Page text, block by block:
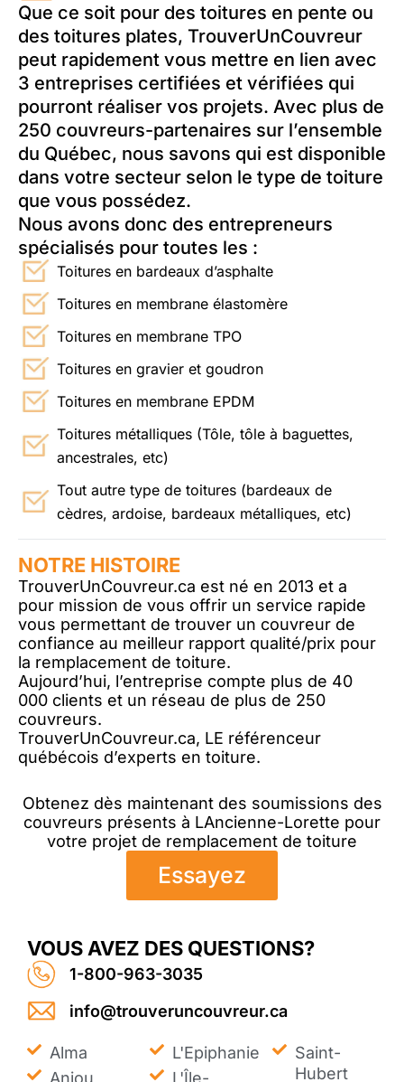
Que ce soit pour des toitures en pente ou
des toitures plates, TrouverUnCouvreur
peut rapidement vous mettre en lien avec
3 entreprises certifiées et vérifiées qui
pourront réaliser vos projets. Avec plus de
250 couvreurs-partenaires sur l’ensemble
du Québec, nous savons qui est disponible
dans votre secteur selon le type de toiture
que vous possédez.
Nous avons donc des entrepreneurs
spécialisés pour toutes les :
Toitures en bardeaux d’asphalte
Toitures en membrane élastomère
Toitures en membrane TPO
Toitures en gravier et goudron
Toitures en membrane EPDM
Toitures métalliques (Tôle, tôle à baguettes,
ancestrales, etc)
Tout autre type de toitures (bardeaux de
cèdres, ardoise, bardeaux métalliques, etc)
NOTRE HISTOIRE
TrouverUnCouvreur.ca est né en 2013 et a
pour mission de vous offrir un service rapide
vous permettant de trouver un couvreur de
confiance au meilleur rapport qualité/prix pour
la remplacement de toiture.
Aujourd’hui, l’entreprise compte plus de 40
000 clients et un réseau de plus de 250
couvreurs.
TrouverUnCouvreur.ca, LE référenceur
québécois d’experts en toiture.
Obtenez dès maintenant des soumissions des
couvreurs présents à LAncienne-Lorette pour
votre projet de remplacement de toiture
Essayez
VOUS AVEZ DES QUESTIONS?
1-800-963-3035
info@trouveruncouvreur.ca
Alma
Anjou
L'Epiphanie
L'Île-
Saint-
Hubert